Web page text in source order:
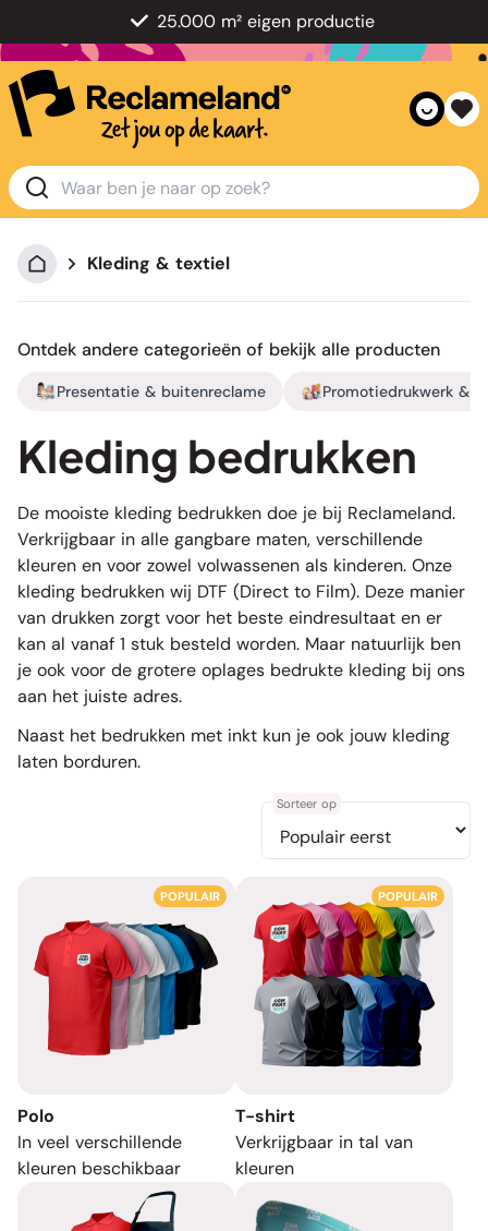
25.000 m² eigen productie
Kleding & textiel
Ontdek andere categorieën of bekijk alle producten
Presentatie & buitenreclame Promotiedrukwerk &
Kleding bedrukken
De mooiste kleding bedrukken doe je bij Reclameland.
Verkrijgbaar in alle gangbare maten, verschillende
kleuren en voor zowel volwassenen als kinderen. Onze
kleding bedrukken wij DTF (Direct to Film). Deze manier
van drukken zorgt voor het beste eindresultaat en er
kan al vanaf 1 stuk besteld worden. Maar natuurlijk ben
je ook voor de grotere oplages bedrukte kleding bij ons
aan het juiste adres.
Naast het bedrukken met inkt kun je ook jouw kleding
laten borduren.
Sorteer op
POPULAIR
Polo
In veel verschillende
kleuren beschikbaar
POPULAIR
T-shirt
Verkrijgbaar in tal van
kleuren